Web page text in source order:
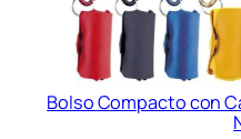
Bolso Compacto con